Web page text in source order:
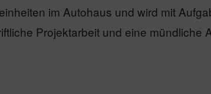
im Autohaus und wird mit
Projektarbeit und eine mündliche